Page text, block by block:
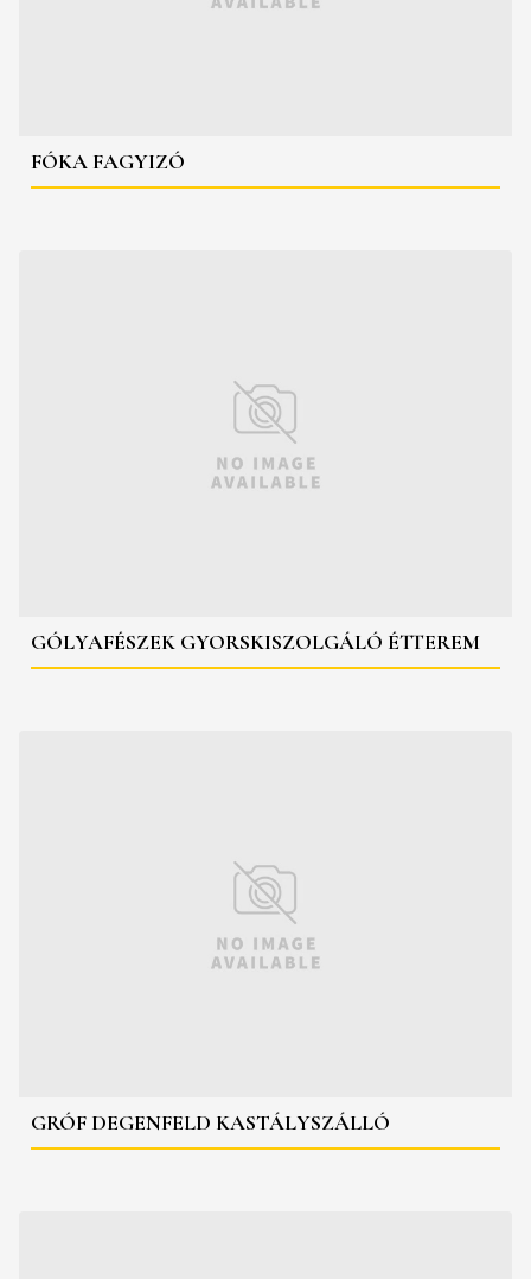
FÓKA FAGYIZÓ
GÓLYAFÉSZEK GYORSKISZOLGÁLÓ ÉTTEREM
GRÓF DEGENFELD KASTÁLYSZÁLLÓ